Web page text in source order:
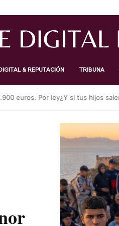
& REPUTACIÓN TRIBUNA
euros. Por ley¿Y si tus hijos salen